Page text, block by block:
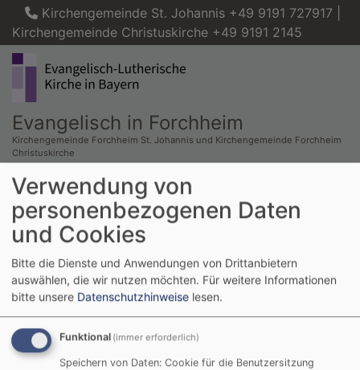
Direkt
zum
Inhalt
Kirchengemeinde St. Johannis +49 9191 727917 |
Kirchengemeinde Christuskirche +49 9191 2145
Evangelisch in Forchheim
Kirchengemeinde Forchheim St. Johannis und Kirchengemeinde Forchheim
Christuskirche
Hauptnavigation
Verwendung von
personenbezogenen Daten
und Cookies
Bitte die Dienste und Anwendungen von Drittanbietern
auswählen, die wir nutzen möchten. Für weitere Informationen
bitte unsere Datenschutzhinweise lesen.
Funktional (immer erforderlich)
Speichern von Daten: Cookie für die Benutzersitzung